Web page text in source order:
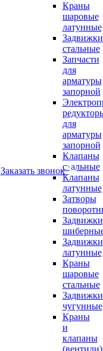
Краны
шаровые
латунные
Задвижки
стальные
Запчасти
для
арматуры
запорной
для
арматуры
запорной
Клапаны
стальные
Клапаны
латунные
Затворы
Задвижки
Задвижки
латунные
Краны
шаровые
стальные
Задвижки
чугунные
Краны
и
клапаны
(вентили)
Заказать звонок